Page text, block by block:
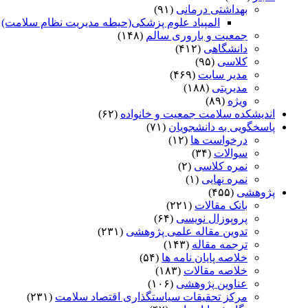
بهداشتی درمانی (۹۱)
المپیاد علوم پزشکی(حیطه مدیریت نظام سلامت)
جمعیت و باروری سالم (۱۴۸)
دانشگاهی (۴۱۲)
کلاسی (۹۵)
مدیر سایت (۴۶۹)
مدیریتی (۱۸۸)
ویژه (۸۹)
اندیشکده سلامت جمعیت و خانواده (۶۲)
پاسخگویی به دانشجویان (۷۱)
درخواست ها (۱۲)
سوالات (۳۴)
نمره کلاسی (۲)
نمره نهایی (۱)
پژوهشی (۴۵۵)
بانک مقالات (۲۲۱)
پروپوزال نویسی (۶۴)
تدوین مقاله علمی پژوهشی (۲۳۱)
ترجمه مقاله (۱۴۳)
خلاصه پایان نامه ها (۵۴)
خلاصه مقالات (۱۸۳)
عناوین پژوهشی (۱۰۶)
مرکز تحقیقات سیاستگذاری اقتصاد سلامت (۲۳۱)